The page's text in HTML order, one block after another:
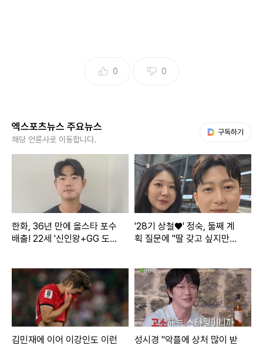
클론 강원래의 아내 김송은 4일 자신의 채널에 "어제 믿어지
지 않는 비보를 접하고 망연자실했다. 우리가 할 수 있는 게 없
어서 그저 맥없이 시간을 보냈다"며 지난 3일 故 서희원의 비
보를 언급했다.
그는 "남편은 아무 말 없다가 요새 감기 때문에 마시지도 않던
술을 가지고 가서 방에서 혼술 하더라. 아마도 혼자 울었을 것
김송은 故 서희원 남편 구준엽을 언급하며 "그 와중에도 오빠
는 고맙다고 하더라... 그리고 희원이 편히 쉬도록 기도해달라
고. 마지막까지 희원이 희원이.."라고 전해 안타까움을 자아냈
0 0
엑스포츠뉴스 주요뉴스
해당 언론사로 이동합니다.
구독하기
한화, 36년 만에 올스타 포수
배출! 22세 '신인왕+GG 도
'28기 상철♥' 정숙, 둘째 계
획 질문에 "딸 갖고 싶지만…
김민재에 이어 이강인도 이런
성시경 "악플에 상처 많이 받